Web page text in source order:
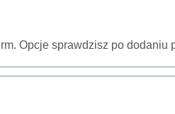
Opcje sprawdzisz po dodaniu